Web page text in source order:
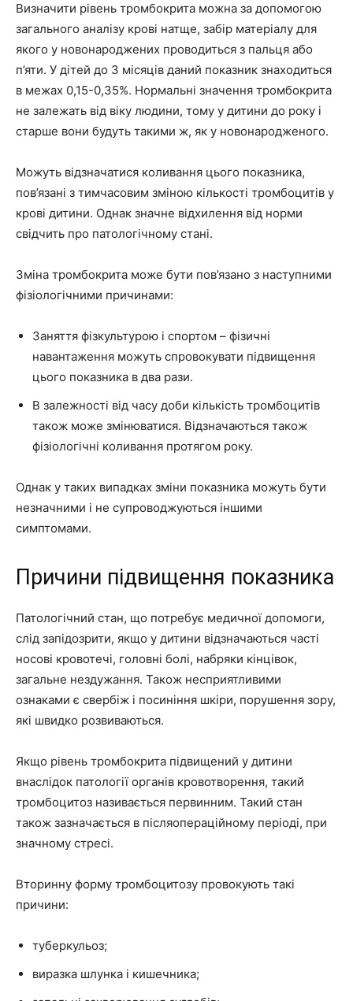
Визначити рівень тромбокрита можна за допомогою
загального аналізу крові натще, забір матеріалу для
якого у новонароджених проводиться з пальця або
п’яти. У дітей до 3 місяців даний показник знаходиться
в межах 0,15-0,35%. Нормальні значення тромбокрита
не залежать від віку людини, тому у дитини до року і
старше вони будуть такими ж, як у новонародженого.
Можуть відзначатися коливання цього показника,
пов’язані з тимчасовим зміною кількості тромбоцитів у
крові дитини. Однак значне відхилення від норми
свідчить про патологічному стані.
Зміна тромбокрита може бути пов’язано з наступними
фізіологічними причинами:
Заняття фізкультурою і спортом – фізичні
навантаження можуть спровокувати підвищення
цього показника в два рази.
В залежності від часу доби кількість тромбоцитів
також може змінюватися. Відзначаються також
фізіологічні коливання протягом року.
Однак у таких випадках зміни показника можуть бути
незначними і не супроводжуються іншими
симптомами.
Причини підвищення показника
Патологічний стан, що потребує медичної допомоги,
слід запідозрити, якщо у дитини відзначаються часті
носові кровотечі, головні болі, набряки кінцівок,
загальне нездужання. Також несприятливими
ознаками є свербіж і посиніння шкіри, порушення зору,
які швидко розвиваються.
Якщо рівень тромбокрита підвищений у дитини
внаслідок патології органів кровотворення, такий
тромбоцитоз називається первинним. Такий стан
також зазначається в післяопераційному періоді, при
значному стресі.
Вторинну форму тромбоцитозу провокують такі
причини:
туберкульоз;
виразка шлунка і кишечника;